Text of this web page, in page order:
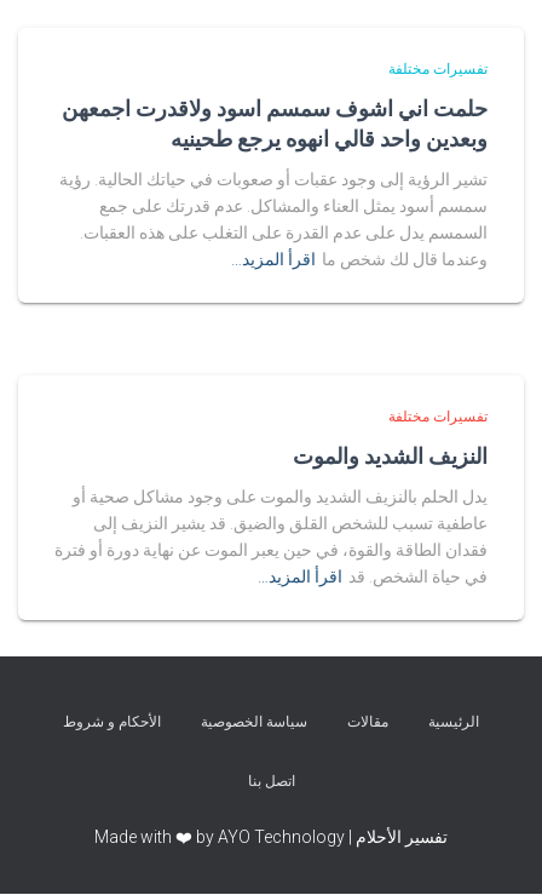
تفسيرات مختلفة
حلمت اني اشوف سمسم اسود ولاقدرت اجمعهن
وبعدين واحد قالي انهوه يرجع طحينيه
تشير الرؤية إلى وجود عقبات أو صعوبات في حياتك الحالية. رؤية
سمسم أسود يمثل العناء والمشاكل. عدم قدرتك على جمع
السمسم يدل على عدم القدرة على التغلب على هذه العقبات.
وعندما قال لك شخص ما اقرأ المزيد…
تفسيرات مختلفة
النزيف الشديد والموت
يدل الحلم بالنزيف الشديد والموت على وجود مشاكل صحية أو
عاطفية تسبب للشخص القلق والضيق. قد يشير النزيف إلى
فقدان الطاقة والقوة، في حين يعبر الموت عن نهاية دورة أو فترة
في حياة الشخص. قد اقرأ المزيد…
الرئيسية مقالات سياسة الخصوصية الأحكام و شروط
اتصل بنا
تفسير الأحلام | Made with ❤️ by AYO Technology